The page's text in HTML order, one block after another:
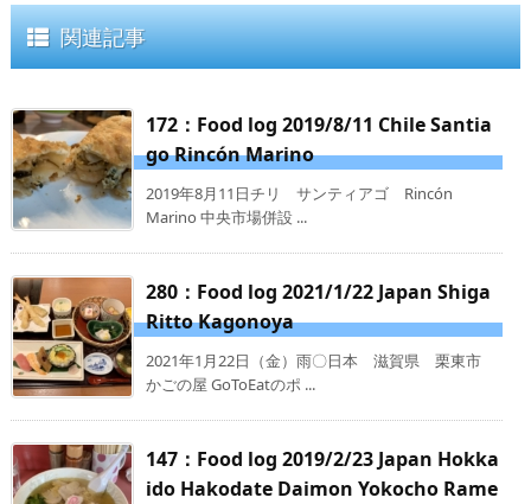
関連記事
172：Food log 2019/8/11 Chile Santia
go Rincón Marino
2019年8月11日チリ サンティアゴ Rincón
Marino 中央市場併設 ...
280：Food log 2021/1/22 Japan Shiga
Ritto Kagonoya
2021年1月22日（金）雨〇日本 滋賀県 栗東市
かごの屋 GoToEatのポ ...
147：Food log 2019/2/23 Japan Hokka
ido Hakodate Daimon Yokocho Rame